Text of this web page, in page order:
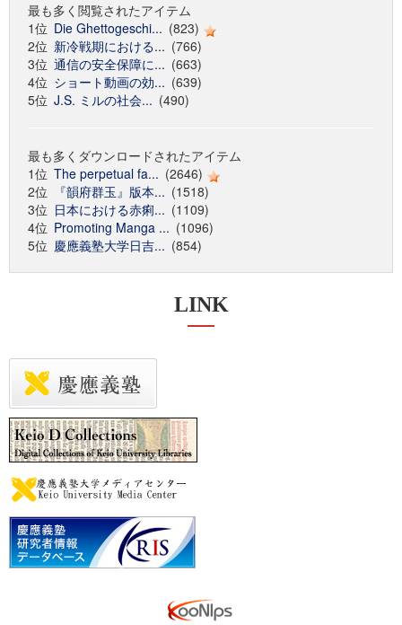
最も多く閲覧されたアイテム
1位 Die Ghettogeschi... (823)
2位 新冷戦期における... (766)
3位 通信の安全保障に... (663)
4位 ショート動画の効... (639)
5位 J.S. ミルの社会... (490)
最も多くダウンロードされたアイテム
1位 The perpetual fa... (2646)
2位
『韻府群玉』版本... (1518)
3位 日本における赤痢... (1109)
4位 Promoting Manga ... (1096)
5位 慶應義塾大学日吉... (854)
LINK